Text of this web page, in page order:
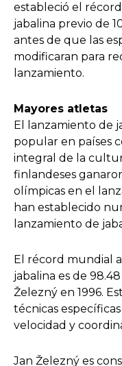
estableció el
jabalina previo de
antes de que las
modificaran para
lanzamiento.
Mayores atletas
El lanzamiento de
popular en países
integral de la
finlandeses
olímpicas en el
han establecido
lanzamiento de
El récord mundial
jabalina es de
Železný en 1996.
técnicas
velocidad y
Jan Železný es